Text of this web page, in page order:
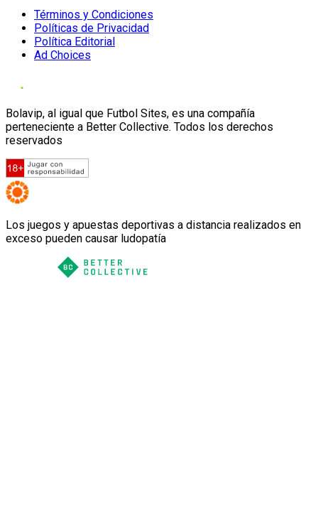
Términos y Condiciones
Políticas de Privacidad
Política Editorial
Ad Choices
Bolavip, al igual que Futbol Sites, es una compañía
perteneciente a Better Collective. Todos los derechos
reservados
Los juegos y apuestas deportivas a distancia realizados en
exceso pueden causar ludopatía